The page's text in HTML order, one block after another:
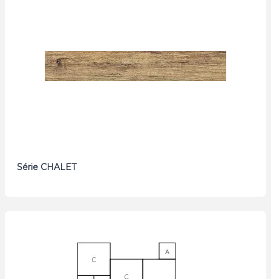
Série CHALET